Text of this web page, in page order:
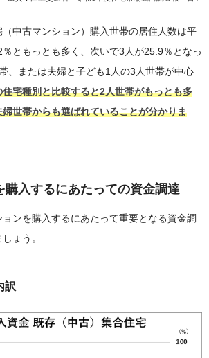
中古マンション）購入世帯の居住人数は平
ともっとも多く、次いで3人が25.9％となっ
、または夫婦と子ども1人の3人世帯が中心
住宅種別と比較すると2人世帯がもっとも多
世帯からも選ばれていることが分かりま
購入するにあたっての資金調達
ンを購入するにあたって重要となる資金調
ょう。
訳